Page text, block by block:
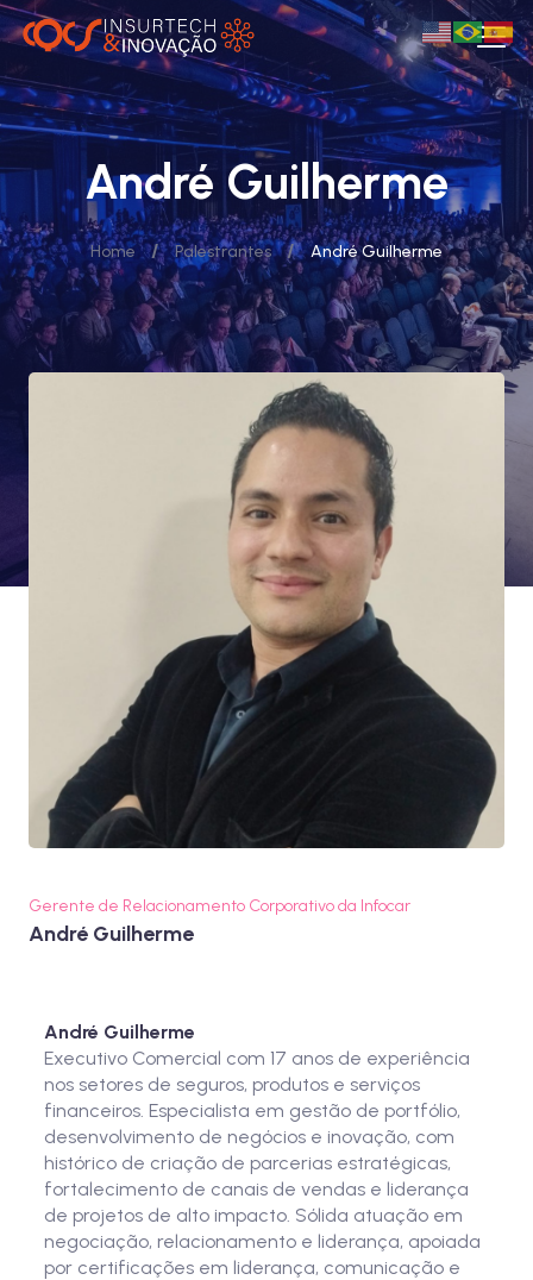
André Guilherme
Home / Palestrantes / André Guilherme
Gerente de Relacionamento Corporativo da Infocar
André Guilherme
André Guilherme
Executivo Comercial com 17 anos de experiência
nos setores de seguros, produtos e serviços
financeiros. Especialista em gestão de portfólio,
desenvolvimento de negócios e inovação, com
histórico de criação de parcerias estratégicas,
fortalecimento de canais de vendas e liderança
de projetos de alto impacto. Sólida atuação em
negociação, relacionamento e liderança, apoiada
por certificações em liderança, comunicação e